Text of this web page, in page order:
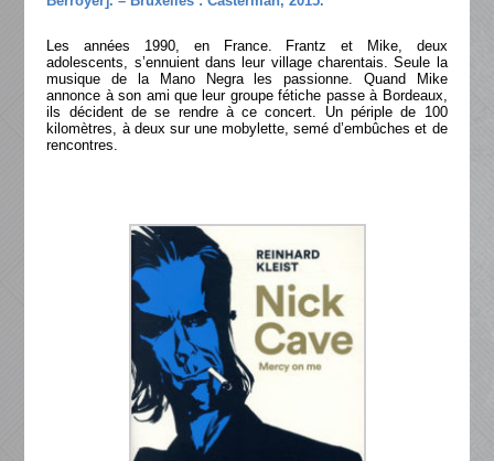
Les années 1990, en France. Frantz et Mike, deux
adolescents, s’ennuient dans leur village charentais. Seule la
musique de la Mano Negra les passionne. Quand Mike
annonce à son ami que leur groupe fétiche passe à Bordeaux,
ils décident de se rendre à ce concert. Un périple de 100
kilomètres, à deux sur une mobylette, semé d’embûches et de
rencontres.